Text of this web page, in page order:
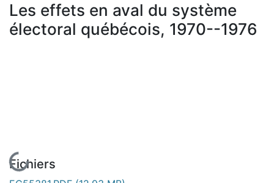
À propos
Les effets en aval du système
électoral québécois, 1970--1976
En cours de chargement...
Fichiers